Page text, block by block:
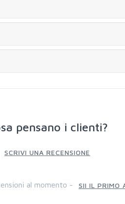
pensano i clienti?
SCRIVI UNA RECENSIONE
al momento - SII IL PRIMO